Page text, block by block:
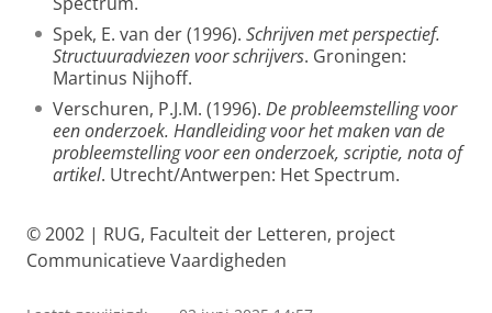
Spek, E. van der (1996). Schrijven met perspectief.
Structuuradviezen voor schrijvers. Groningen:
Martinus Nijhoff.
Verschuren, P.J.M. (1996). De probleemstelling voor
een onderzoek. Handleiding voor het maken van de
probleemstelling voor een onderzoek, scriptie, nota of
artikel. Utrecht/Antwerpen: Het Spectrum.
© 2002 | RUG, Faculteit der Letteren, project
Communicatieve Vaardigheden